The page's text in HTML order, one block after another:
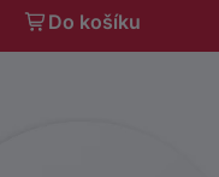
Do košíku